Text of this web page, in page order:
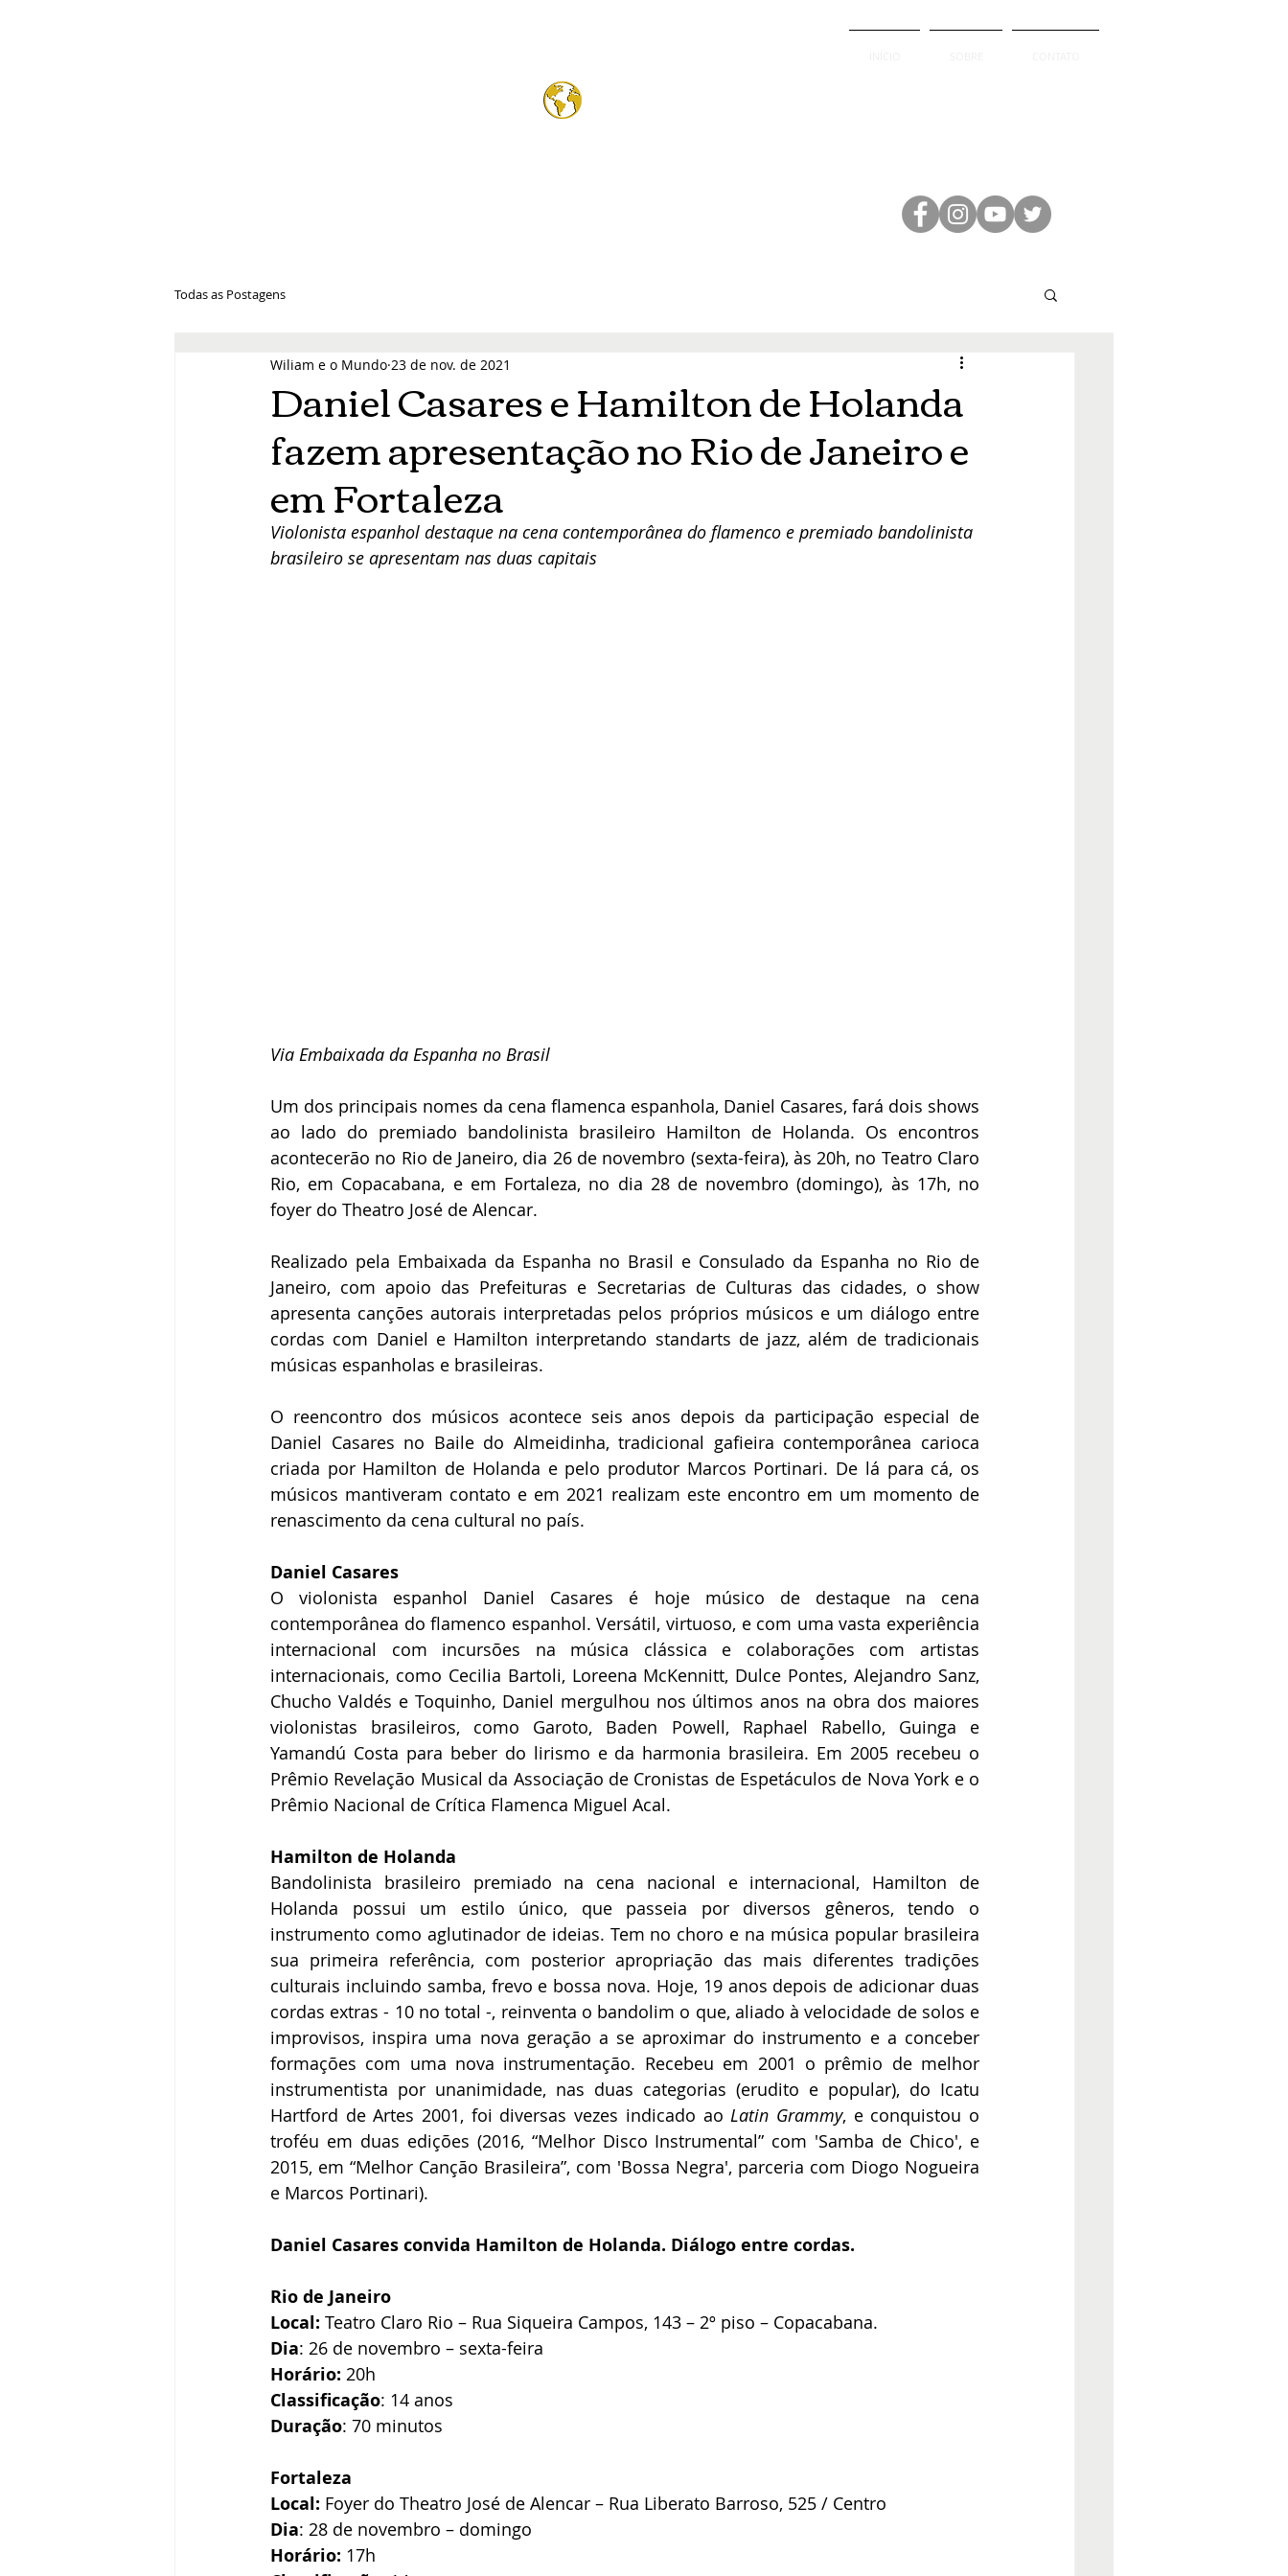
Wiliam e o Mund
Todas as Postagens
Daniel Casares e Hamilton de Holanda
fazem apresentação no Rio de Janeiro e
em Fortaleza
Wiliam e o Mundo 23 de nov. de 2021
Violonista espanhol destaque na cena contemporânea do flamenco e premiado bandolinista
brasileiro se apresentam nas duas capitais
Via Embaixada da Espanha no Brasil
Um dos principais nomes da cena flamenca espanhola, Daniel Casares, fará dois shows
ao lado do premiado bandolinista brasileiro Hamilton de Holanda. Os encontros
acontecerão no Rio de Janeiro, dia 26 de novembro (sexta-feira), às 20h, no Teatro Claro
Rio, em Copacabana, e em Fortaleza, no dia 28 de novembro (domingo), às 17h, no
foyer do Theatro José de Alencar.
Realizado pela Embaixada da Espanha no Brasil e Consulado da Espanha no Rio de
Janeiro, com apoio das Prefeituras e Secretarias de Culturas das cidades, o show
apresenta canções autorais interpretadas pelos próprios músicos e um diálogo entre
cordas com Daniel e Hamilton interpretando standarts de jazz, além de tradicionais
músicas espanholas e brasileiras.
O reencontro dos músicos acontece seis anos depois da participação especial de
Daniel Casares no Baile do Almeidinha, tradicional gafieira contemporânea carioca
criada por Hamilton de Holanda e pelo produtor Marcos Portinari. De lá para cá, os
músicos mantiveram contato e em 2021 realizam este encontro em um momento de
renascimento da cena cultural no país.
Daniel Casares
O violonista espanhol Daniel Casares é hoje músico de destaque na cena
contemporânea do flamenco espanhol. Versátil, virtuoso, e com uma vasta experiência
internacional com incursões na música clássica e colaborações com artistas
internacionais, como Cecilia Bartoli, Loreena McKennitt, Dulce Pontes, Alejandro Sanz,
Chucho Valdés e Toquinho, Daniel mergulhou nos últimos anos na obra dos maiores
violonistas brasileiros, como Garoto, Baden Powell, Raphael Rabello, Guinga e
Yamandú Costa para beber do lirismo e da harmonia brasileira. Em 2005 recebeu o
Prêmio Revelação Musical da Associação de Cronistas de Espetáculos de Nova York e o
Prêmio Nacional de Crítica Flamenca Miguel Acal.
Hamilton de Holanda
Bandolinista brasileiro premiado na cena nacional e internacional, Hamilton de
Holanda possui um estilo único, que passeia por diversos gêneros, tendo o
instrumento como aglutinador de ideias. Tem no choro e na música popular brasileira
sua primeira referência, com posterior apropriação das mais diferentes tradições
culturais incluindo samba, frevo e bossa nova. Hoje, 19 anos depois de adicionar duas
cordas extras - 10 no total -, reinventa o bandolim o que, aliado à velocidade de solos e
improvisos, inspira uma nova geração a se aproximar do instrumento e a conceber
formações com uma nova instrumentação. Recebeu em 2001 o prêmio de melhor
instrumentista por unanimidade, nas duas categorias (erudito e popular), do Icatu
Hartford de Artes 2001, foi diversas vezes indicado ao Latin Grammy, e conquistou o
troféu em duas edições (2016, “Melhor Disco Instrumental” com 'Samba de Chico', e
2015, em “Melhor Canção Brasileira”, com 'Bossa Negra', parceria com Diogo Nogueira
e Marcos Portinari).
Daniel Casares convida Hamilton de Holanda. Diálogo entre cordas.
Rio de Janeiro
Local: Teatro Claro Rio – Rua Siqueira Campos, 143 – 2º piso – Copacabana.
Dia: 26 de novembro – sexta-feira
Horário: 20h
Classificação: 14 anos
Duração: 70 minutos
Fortaleza
Local: Foyer do Theatro José de Alencar – Rua Liberato Barroso, 525 / Centro
Dia: 28 de novembro – domingo
Horário: 17h